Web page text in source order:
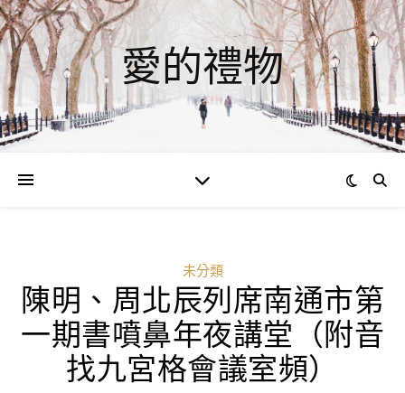
愛的禮物
未分類
陳明、周北辰列席南通市第
一期書噴鼻年夜講堂（附音
找九宮格會議室頻）